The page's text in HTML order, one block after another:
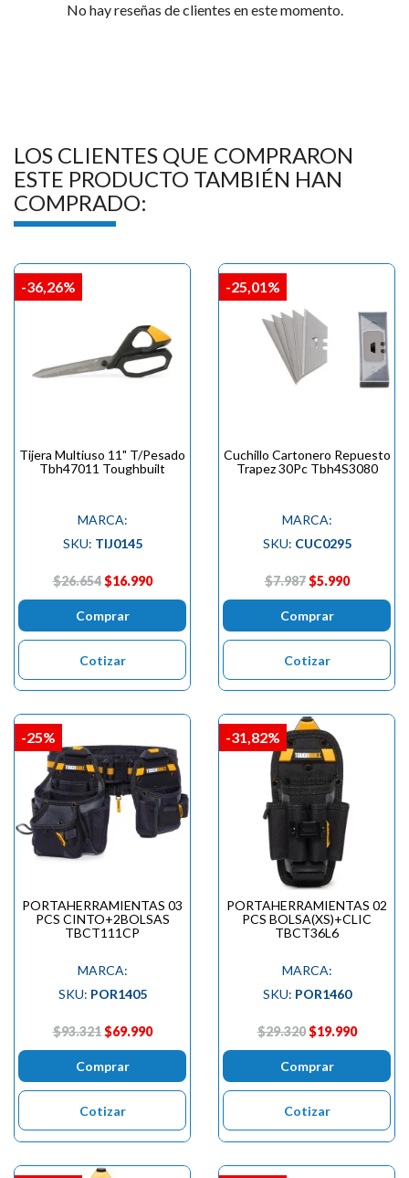
No hay reseñas de clientes en este momento.
LOS CLIENTES QUE COMPRARON
ESTE PRODUCTO TAMBIÉN HAN
COMPRADO:
Tijera Multiuso 11" T/Pesado
Tbh47011 Toughbuilt
MARCA:
SKU: TIJ0145
$26.654 $16.990
Comprar
Cotizar
-36,26%
Cuchillo Cartonero Repuesto
Trapez 30Pc Tbh4S3080
MARCA:
SKU: CUC0295
$7.987 $5.990
Comprar
Cotizar
-25,01%
PORTAHERRAMIENTAS 03
PCS CINTO+2BOLSAS
TBCT111CP
MARCA:
SKU: POR1405
$93.321 $69.990
Comprar
Cotizar
-25%
PORTAHERRAMIENTAS 02
PCS BOLSA(XS)+CLIC
TBCT36L6
MARCA:
SKU: POR1460
$29.320 $19.990
Comprar
Cotizar
-31,82%